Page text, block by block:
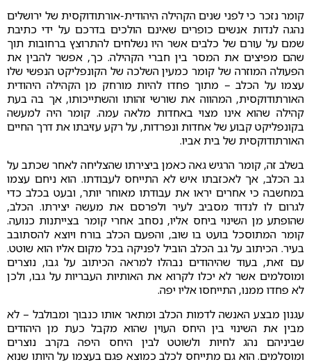
קומר נזכר כי לפני שנים הקהילה היהודית-אורתודוקסית של ירושלים
נהגה לנדות אנשים כופרים שאינם הולכים בדרכם על ידי כתיבת
שמם על עורם של כלבים אשר היו נשלחים להתרוצץ ברחובות תוך
שהם מפיצים את המסר בין חברי הקהילה. כך, אפשר להבין את
הפעולה המוזרה של קומר כמעין השלכה של הקונפליקט הנפשי שלו
עצמו על הכלב – מתוך פחדו להיות מורחק מן הקהילה היהודית
האורתודוקסית, המהווה את שורשי זהותו והשתייכותו, אך בה בעת
קהילה שהוא אינו מצוי באחדות מלאה עמה. קומר היה למעשה
בקונפליקט קבוע של אחדות ונפרדות, על רקע עזיבתו את דרך החיים
האורתודוקסית של בית אביו.
בשלב זה, קומר הרגיש גאה כאמן ביצירתו שהצליחה לאחר שכתב על
גב הכלב, אך לאכזבתו איש לא התייחס לעבודתו. הוא ניחם עצמו
במחשבה כי אחרים יראו את עבודתו מאוחר יותר, ובעט בכלב כדי
לגרום לו לנדוד מסביב לעיר ולפרסם את מעשה יצירתו. הכלב,
שהופתע מן השינוי ביחס אליו, נסחב אחרי קומר בצייתנות כנועה.
קומר המתוסכל בועט בו שוב, והפעם הכלב בורח ויוצא להסתובב
בעיר. הכיתוב על גב הכלב הוביל לפניקה בכל מקום אליו הוא שוטט.
עם זאת, בעוד שהיהודים נבהלו למראה הכיתוב על גבו, נוצרים
ומוסלמים אשר לא יכלו לקרוא את האותיות העבריות על גבו, ולכן
לא פחדו ממנו, התייחסו אליו יפה.
עגנון מבצע האנשה לדמות הכלב ומתאר אותו כנבוך ומבולבל – לא
מבין את השינוי בין היחס העוין שהוא מקבל כעת מן היהודים
שביניהם נהג לחיות ולשוטט לבין היחס היפה בקרב נוצרים
ומוסלמים. הוא גם מתייחס לכלב כמוצא פגם בעצמו על היותו שנוא